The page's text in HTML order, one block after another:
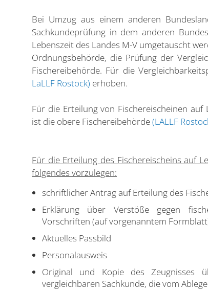
Bei Umzug aus einem anderen
Sachkundeprüfung in dem anderen
Lebenszeit des Landes M-V umgetauscht
Ordnungsbehörde, die Prüfung der
Fischereibehörde. Für die
LaLLF Rostock) erhoben.
Für die Erteilung von Fischereischeinen
ist die obere Fischereibehörde(LALLF
Für die Erteilung des Fischereischeins auf
folgendes vorzulegen:
schriftlicher Antrag auf Erteilung des
Erklärung über Verstöße gegen
Vorschriften (auf vorgenanntem
Aktuelles Passbild
Personalausweis
Original und Kopie des Zeugnisses
vergleichbaren Sachkunde, die vom